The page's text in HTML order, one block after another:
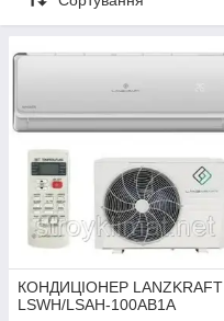
КОНДИЦІОНЕР LANZKRAFT
LSWH/LSAH-100AB1A